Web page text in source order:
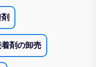
剤の卸売